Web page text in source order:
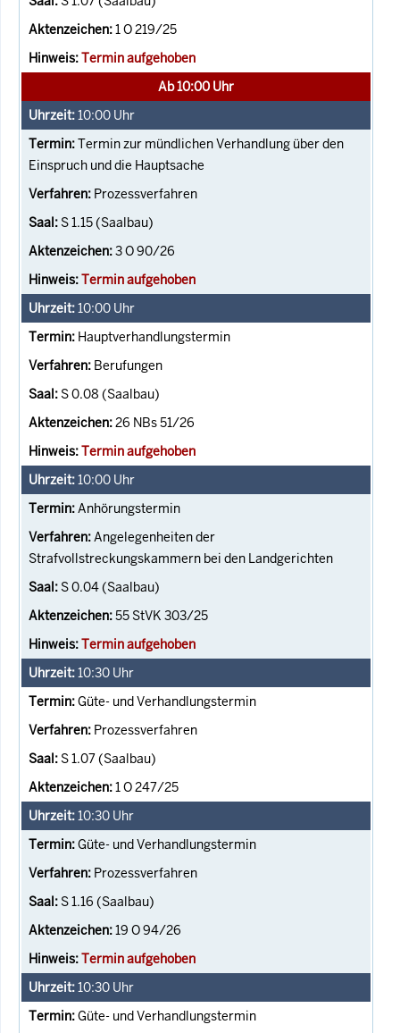
1 O 219/25
Termin aufgehoben
Ab 10:00 Uhr
10:00 Uhr
Termin zur mündlichen Verhandlung über den
Einspruch und die Hauptsache
Prozessverfahren
S 1.15 (Saalbau)
3 O 90/26
Termin aufgehoben
10:00 Uhr
Hauptverhandlungstermin
Berufungen
S 0.08 (Saalbau)
26 NBs 51/26
Termin aufgehoben
10:00 Uhr
Anhörungstermin
Angelegenheiten der
Strafvollstreckungskammern bei den Landgerichten
S 0.04 (Saalbau)
55 StVK 303/25
Termin aufgehoben
10:30 Uhr
Güte- und Verhandlungstermin
Prozessverfahren
S 1.07 (Saalbau)
1 O 247/25
10:30 Uhr
Güte- und Verhandlungstermin
Prozessverfahren
S 1.16 (Saalbau)
19 O 94/26
Termin aufgehoben
10:30 Uhr
Güte- und Verhandlungstermin